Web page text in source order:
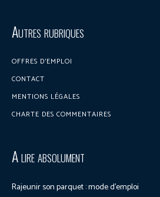
Autres rubriques
OFFRES D’EMPLOI
CONTACT
MENTIONS LÉGALES
CHARTE DES COMMENTAIRES
A lire absolument
Rajeunir son parquet : mode d’emploi